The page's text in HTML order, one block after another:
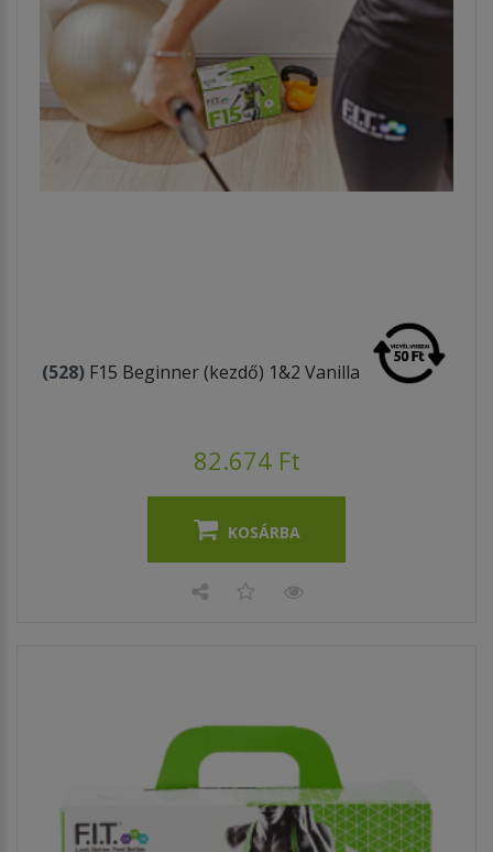
(528) F15 Beginner (kezdő) 1&2 Vanilla
82.674 Ft
KOSÁRBA